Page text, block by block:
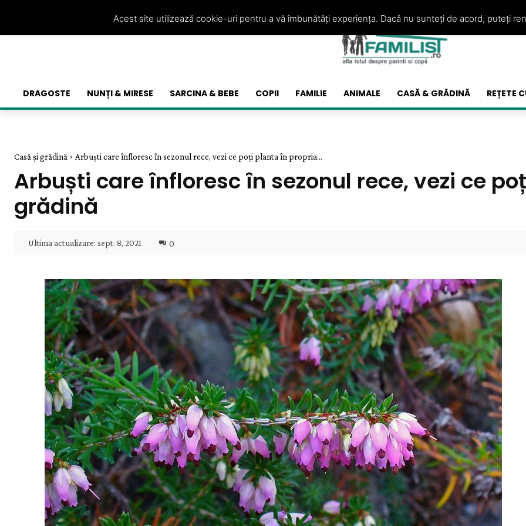
DRAGOSTE NUNȚI & MIRESE SARCINA & BEBE COPII FAMILIE ANIMALE CASĂ & GRĂDINĂ REȚETE
Casă și grădină Arbuști care înfloresc în sezonul rece, vezi ce poți planta în propria...
Arbuști care înfloresc în sezonul rece, vezi ce
grădină
Ultima actualizare: sept. 8, 2021 0
Acest site utilizează cookie-uri pentru a vă îmbunătăți experiența. Dacă nu sunteți de acord, puteți